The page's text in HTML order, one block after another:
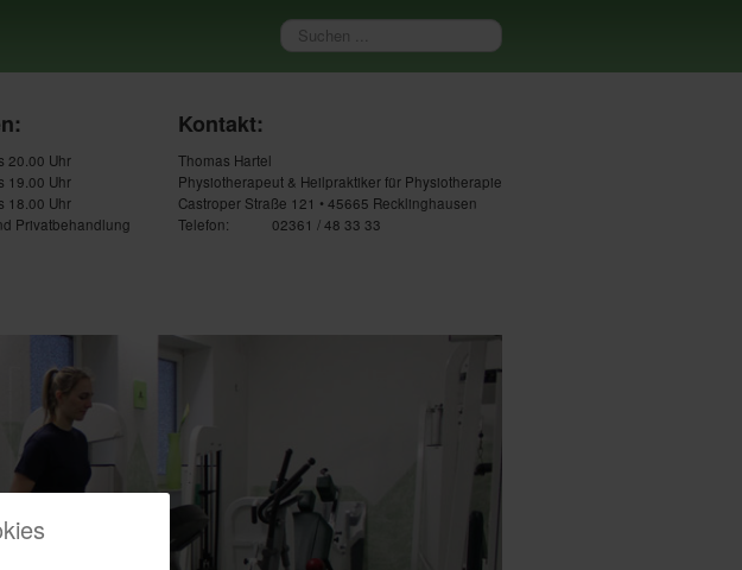
Suchen
...
Kontakt:
Thomas Hartel
Physiotherapeut & Heilpraktiker für Physiotherapie
Castroper Straße 121 • 45665 Recklinghausen
Telefon:
02361 / 48 33 33
20.00 Uhr
19.00 Uhr
18.00 Uhr
Privatbehandlung